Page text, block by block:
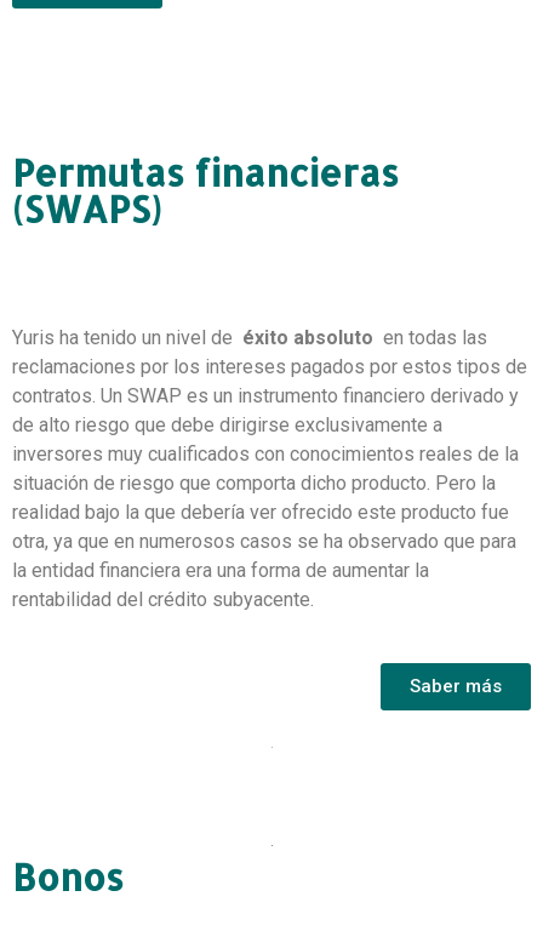
Permutas financieras
(SWAPS)
Yuris ha tenido un nivel de éxito absoluto en todas las
reclamaciones por los intereses pagados por estos tipos de
contratos. Un SWAP es un instrumento financiero derivado y
de alto riesgo que debe dirigirse exclusivamente a
inversores muy cualificados con conocimientos reales de la
situación de riesgo que comporta dicho producto. Pero la
realidad bajo la que debería ver ofrecido este producto fue
otra, ya que en numerosos casos se ha observado que para
la entidad financiera era una forma de aumentar la
rentabilidad del crédito subyacente.
Saber más
Bonos